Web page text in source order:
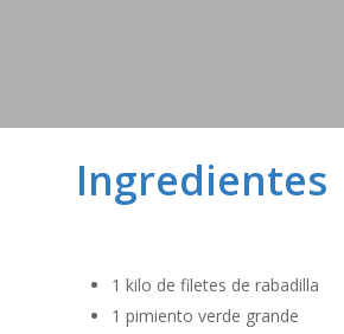
Ingredientes
1 kilo de filetes de rabadilla
1 pimiento verde grande